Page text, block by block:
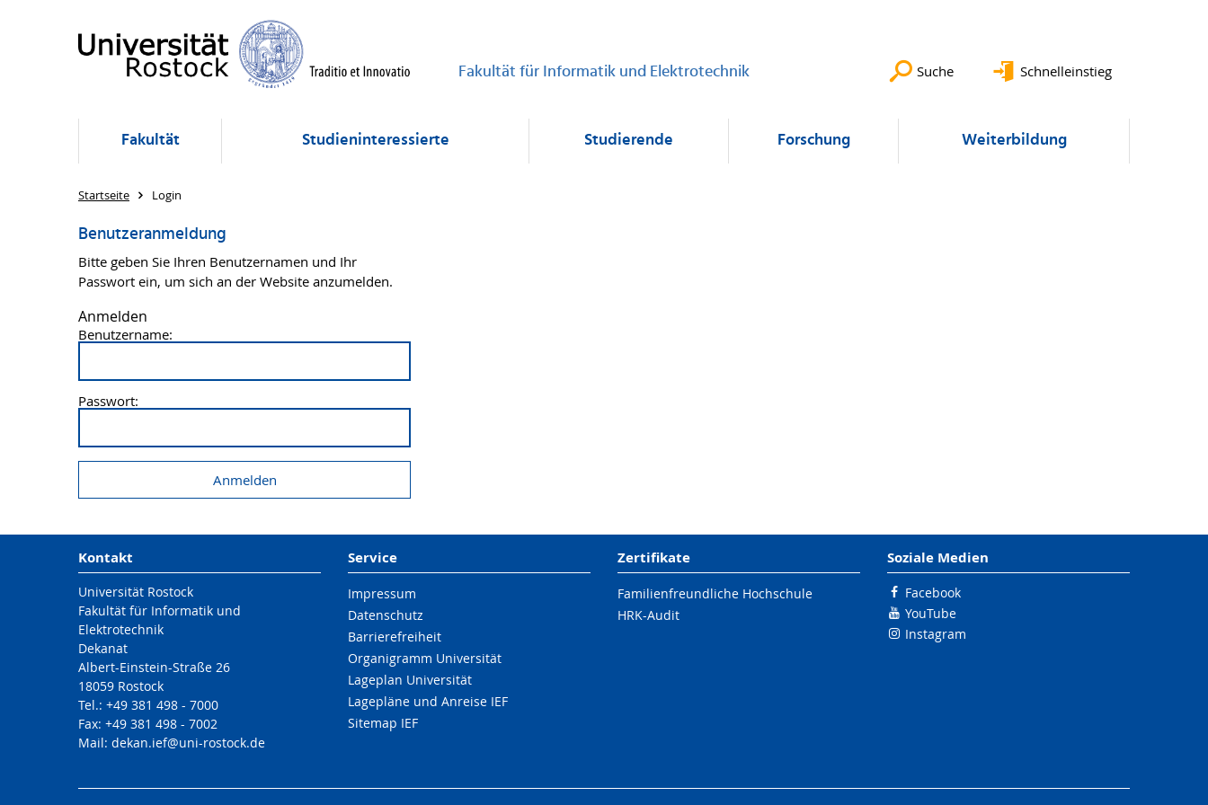
Fakultät für Informatik und Elektrotechnik Suche Schnelleinstieg
Fakultät Studieninteressierte Studierende Forschung Weiterbildung
Startseite Login
Benutzeranmeldung
Bitte geben Sie Ihren Benutzernamen und Ihr
Passwort ein, um sich an der Website anzumelden.
Anmelden
Benutzername:
Passwort:
Kontakt
Universität Rostock
Fakultät für Informatik und
Elektrotechnik
Dekanat
Albert-Einstein-Straße 26
18059 Rostock
Tel.: +49 381 498 - 7000
Fax: +49 381 498 - 7002
Mail: dekan.ief@uni-rostock.de
Service
Impressum
Datenschutz
Barrierefreiheit
Organigramm Universität
Lageplan Universität
Lagepläne und Anreise IEF
Sitemap IEF
Zertifikate
Familienfreundliche Hochschule
HRK-Audit
Soziale Medien
Facebook
YouTube
Instagram